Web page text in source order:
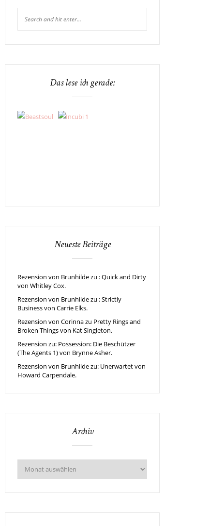
Das lese ich gerade:
Neueste Beiträge
Rezension von Brunhilde zu : Quick and Dirty
von Whitley Cox.
Rezension von Brunhilde zu : Strictly
Business von Carrie Elks.
Rezension von Corinna zu Pretty Rings and
Broken Things von Kat Singleton.
Rezension zu: Possession: Die Beschützer
(The Agents 1) von Brynne Asher.
Rezension von Brunhilde zu: Unerwartet von
Howard Carpendale.
Archiv